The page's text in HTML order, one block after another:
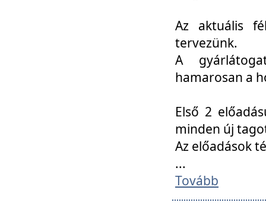
Az aktuális
tervezünk.
A
hamarosan a
Első 2
minden új
Az előadások
...
Tovább